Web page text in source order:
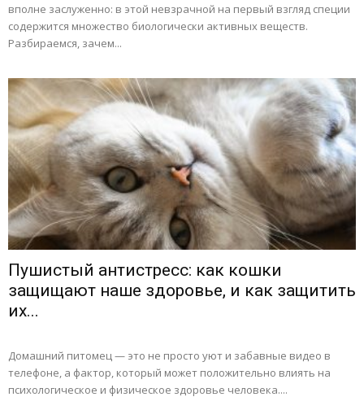
вполне заслуженно: в этой невзрачной на первый взгляд специи
содержится множество биологически активных веществ.
Разбираемся, зачем...
Пушистый антистресс: как кошки
защищают наше здоровье, и как защитить
их...
Домашний питомец — это не просто уют и забавные видео в
телефоне, а фактор, который может положительно влиять на
психологическое и физическое здоровье человека....